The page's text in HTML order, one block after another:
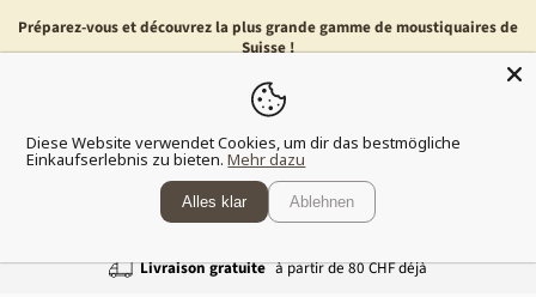
Préparez-vous et découvrez la plus grande gamme de moustiquaires de
Suisse !
Menu
Livraison gratuite à partir de 80 CHF déjà
Diese Website verwendet Cookies, um dir das bestmögliche
Einkaufserlebnis zu bieten. Mehr dazu
Alles klar Ablehnen